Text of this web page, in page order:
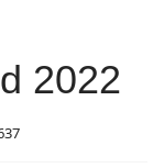
2022